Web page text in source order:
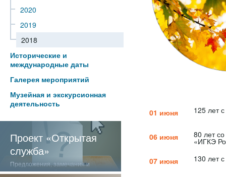
2020
2019
2018
Исторические и
международные даты
Галерея мероприятий
Музейная и экскурсионная
деятельность
Проект «Открытая
служба»
Предложения, замечания и
отзывы о нашей работе
01 июня 125 лет
06 июня 80 лет
«ИГКЭ
07 июня
130 лет